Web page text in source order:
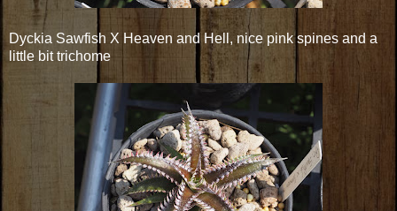
Dyckia Sawfish X Heaven and Hell, nice pink spines and a
little bit trichome